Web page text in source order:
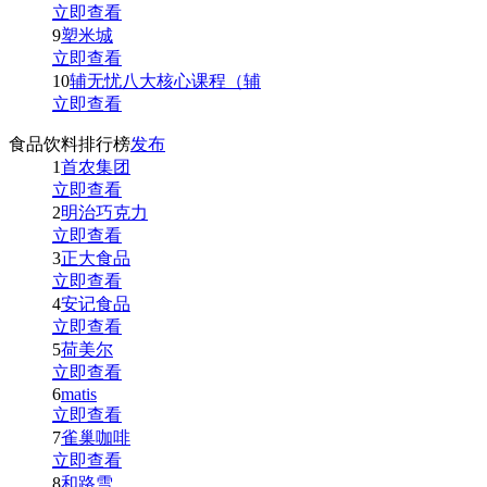
立即查看
9塑米城
立即查看
10辅无忧八大核心课程（辅
立即查看
食品饮料排行榜发布
1首农集团
立即查看
2明治巧克力
立即查看
3正大食品
立即查看
4安记食品
立即查看
5荷美尔
立即查看
6matis
立即查看
7雀巢咖啡
立即查看